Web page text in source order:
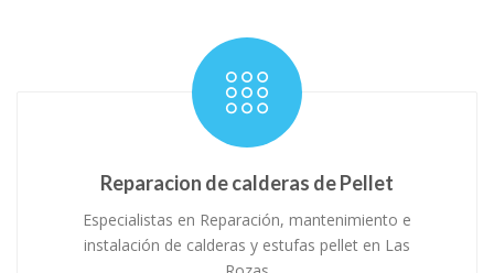
Reparacion de calderas de Pellet
Especialistas en Reparación, mantenimiento e
instalación de calderas y estufas pellet en Las